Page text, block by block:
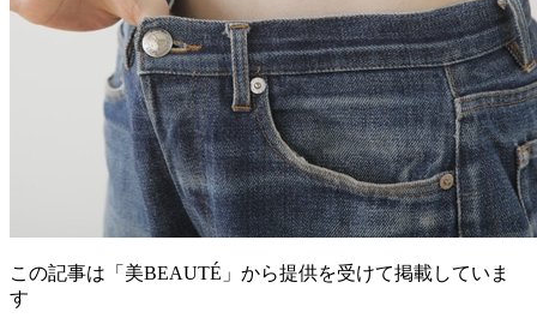
この記事は「美BEAUTÉ」から提供を受けて掲載していま
す